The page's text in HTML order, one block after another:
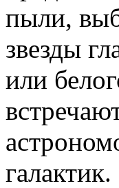
пыли,
звезды
или
галактик.